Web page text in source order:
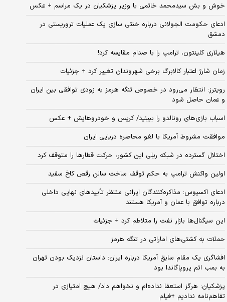
خوش و بش سیدمحمد خاتمی با وزیر پزشکیان در یک مراسم + عکس
ادعای حکومت الجولانی درباره خنثی سازی یک عملیات تروریستی در
دمشق
هیلاری کلینتون، ترامپ را با صدام مقایسه کرد!
زمان شارژ اعتبار کالابرگ برخی شهروندان تغییر کرد + جزئیات
رویترز: انتظار می‌رود در خصوص تنگه هرمز به زودی توافقی بین ایران
و عمان حاصل شود
اسباب‌ بازی‌های رونالدو را ببینید/ کریس و خودروهایش + عکس
موافقت مشروط آمریکا با لغو محاصره دریایی ایران
اختلال گسترده در شبکه ریلی این کشور، حرکت قطارها را متوقف کرد
اولین واکنش ترامپ به حکم توقف ساخت سالن رقص کاخ سفید
ادعای اکسیوس: مذاکره‌کنندگان ایرانی منتظر تأییدهای نهایی داخلی
درباره توافق با عمان و آمریکا هستند
این سیگنال‌ها بازار نفت را متلاطم کرد + جزئیات
حملات به کشتی‌های اماراتی در تنگه هرمز
افشاگری یک مقام سابق آمریکا درباره ایران: داستان نزدیک بودن تهران
به بمب اتم پروپاگاندا بود
پزشکیان: هرگز استعفا نداده‌ام و نخواهم داد/ هیچ امتیازی در
تفاهم‌نامه ندادیم +فیلم